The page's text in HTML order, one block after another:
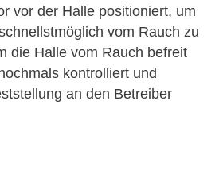
vor der Halle positioniert, um
vom Rauch zu
die Halle vom Rauch befreit
kontrolliert und
an den Betreiber